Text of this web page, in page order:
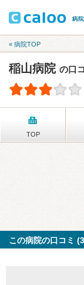
« 病院TOP
稲山病院 の口
TOP
この病院の口コミ